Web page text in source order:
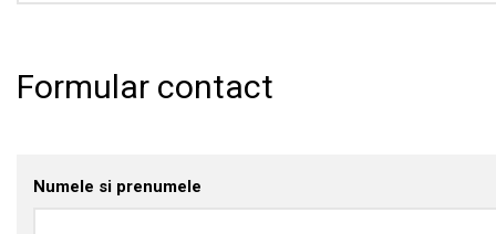
Formular contact
Numele si prenumele